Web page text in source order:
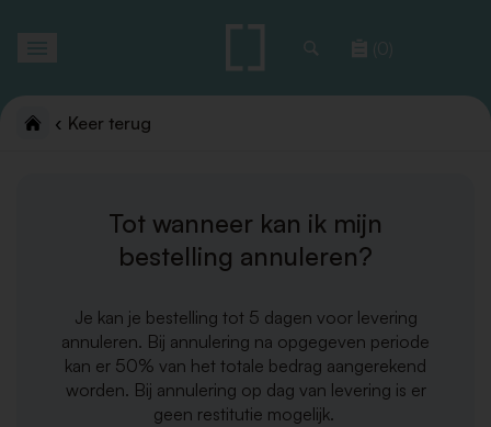
(0)
Keer terug
Tot wanneer kan ik mijn
bestelling annuleren?
Je kan je bestelling tot 5 dagen voor levering
annuleren. Bij annulering na opgegeven periode
kan er 50% van het totale bedrag aangerekend
worden. Bij annulering op dag van levering is er
geen restitutie mogelijk.